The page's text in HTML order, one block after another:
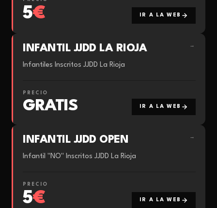
5€ IR A LA WEB
INFANTIL JJDD LA RIOJA →
Infantiles Inscritos JJDD La Rioja
PRECIO
GRATIS IR A LA WEB
INFANTIL JJDD OPEN →
Infantil "NO" Inscritos JJDD La Rioja
PRECIO
5€ IR A LA WEB